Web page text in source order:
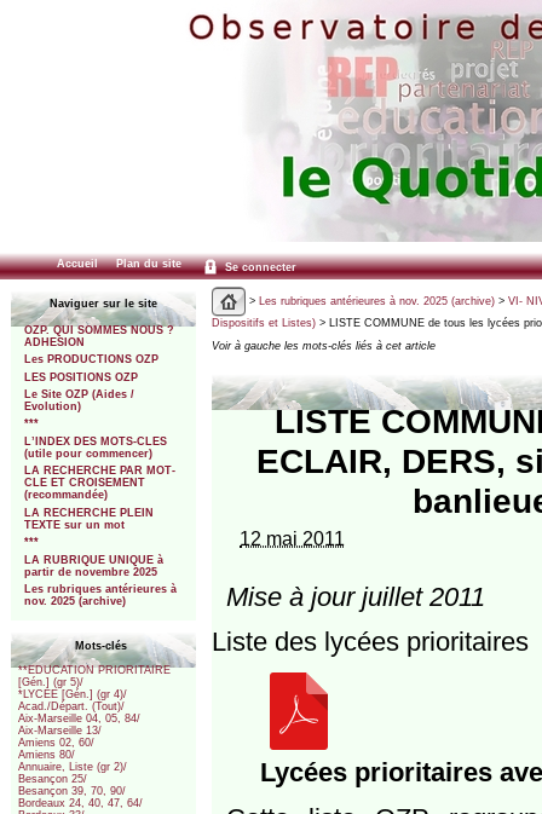
Accueil Plan du site Se connecter
Naviguer sur le site
OZP. QUI SOMMES NOUS ?
ADHESION
Les PRODUCTIONS OZP
LES POSITIONS OZP
Le Site OZP (Aides /
Evolution)
***
L’INDEX DES MOTS-CLES
(utile pour commencer)
LA RECHERCHE PAR MOT-
CLE ET CROISEMENT
(recommandée)
LA RECHERCHE PLEIN
TEXTE sur un mot
***
LA RUBRIQUE UNIQUE à
partir de novembre 2025
Les rubriques antérieures à
nov. 2025 (archive)
Mots-clés
**EDUCATION PRIORITAIRE
[Gén.] (gr 5)/
*LYCEE [Gén.] (gr 4)/
Acad./Départ. (Tout)/
Aix-Marseille 04, 05, 84/
Aix-Marseille 13/
Amiens 02, 60/
Amiens 80/
Annuaire, Liste (gr 2)/
Besançon 25/
Besançon 39, 70, 90/
Bordeaux 24, 40, 47, 64/
> Les rubriques antérieures à nov. 2025 (archive)> VI-
Dispositifs et Listes)> LISTE COMMUNE de tous les lycées
Voir à gauche les mots-clés liés à cet article
LISTE
ECLAIR, DERS,
12 mai 2011
Mise à jour juillet 2011
Liste des lycées prioritaires
Lycées prioritaires